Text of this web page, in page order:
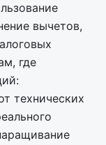
вычетов,
где
технических